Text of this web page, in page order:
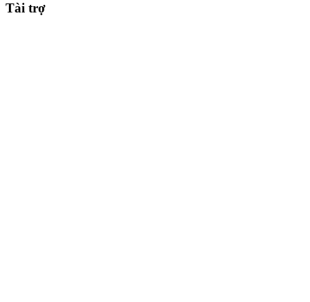
Tài trợ